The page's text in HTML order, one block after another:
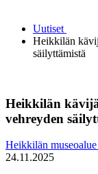
Uutiset
Heikkilän
säilyttämistä
Heikkilän
vehreyden
Heikkilän museoalue
24.11.2025